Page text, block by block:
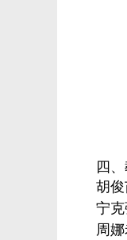
四
胡
宁克
周